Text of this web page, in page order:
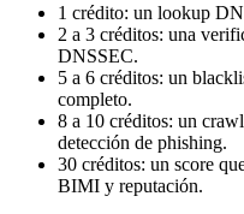
1 crédito: un lookup
2 a 3 créditos: una
DNSSEC.
5 a 6 créditos: un
completo.
8 a 10 créditos: un
detección de phishing.
30 créditos: un score
BIMI y reputación.